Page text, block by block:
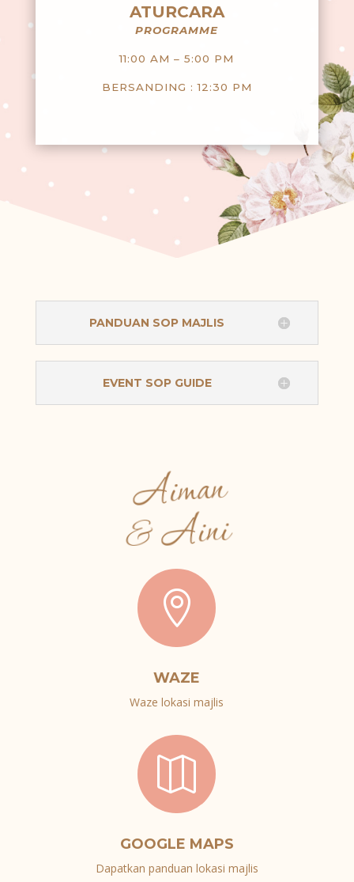
ATURCARA
PROGRAMME
11:00 AM – 5:00 PM
BERSANDING : 12:30 PM
PANDUAN SOP MAJLIS
EVENT SOP GUIDE
Aiman
& Aini

WAZE
Waze lokasi majlis

GOOGLE MAPS
Dapatkan panduan lokasi majlis